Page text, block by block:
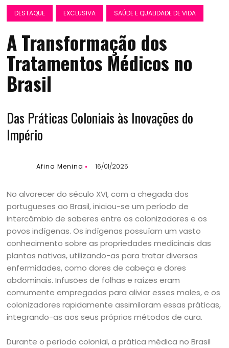
DESTAQUE EXCLUSIVA SAÚDE E QUALIDADE DE VIDA
A Transformação dos
Tratamentos Médicos no
Brasil
Das Práticas Coloniais às Inovações do
Império
Afina Menina 16/01/2025
No alvorecer do século XVI, com a chegada dos
portugueses ao Brasil, iniciou-se um período de
intercâmbio de saberes entre os colonizadores e os
povos indígenas. Os indígenas possuíam um vasto
conhecimento sobre as propriedades medicinais das
plantas nativas, utilizando-as para tratar diversas
enfermidades, como dores de cabeça e dores
abdominais. Infusões de folhas e raízes eram
comumente empregadas para aliviar esses males, e os
colonizadores rapidamente assimilaram essas práticas,
integrando-as aos seus próprios métodos de cura.
Durante o período colonial, a prática médica no Brasil